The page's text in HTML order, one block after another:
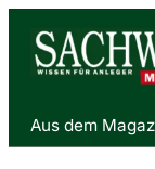
Aus dem